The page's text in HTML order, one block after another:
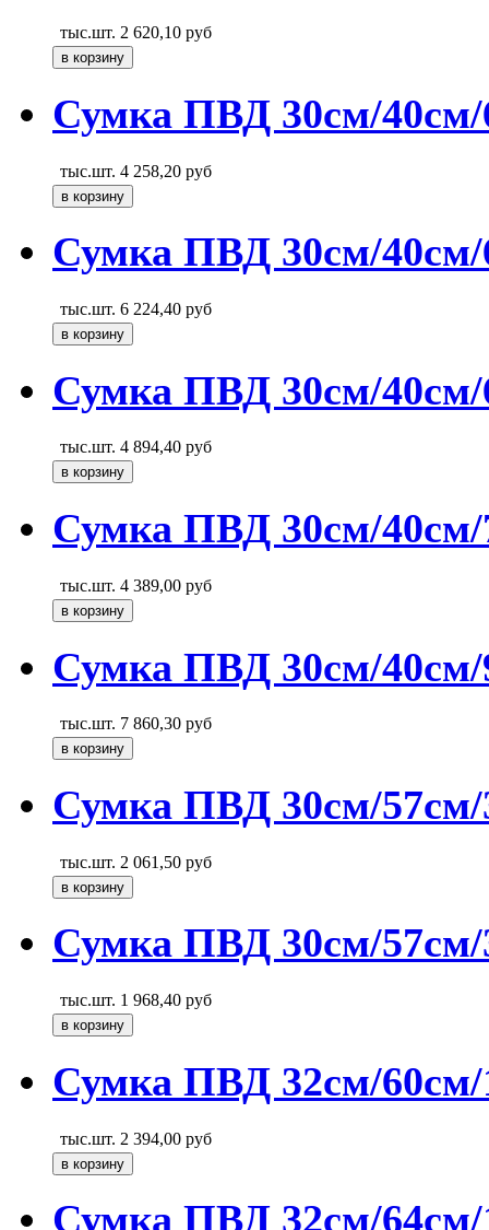
тыс.шт. 2 620,10 руб
Сумка ПВД 30см/
тыс.шт. 4 258,20 руб
Сумка ПВД 30см/
тыс.шт. 6 224,40 руб
Сумка ПВД 30см/
тыс.шт. 4 894,40 руб
Сумка ПВД 30см/40см/
тыс.шт. 4 389,00 руб
Сумка ПВД 30см/
тыс.шт. 7 860,30 руб
Сумка ПВД 30см/
тыс.шт. 2 061,50 руб
Сумка ПВД 30см/57см/
тыс.шт. 1 968,40 руб
Сумка ПВД 32см/60см/
тыс.шт. 2 394,00 руб
Сумка ПВД 32см/